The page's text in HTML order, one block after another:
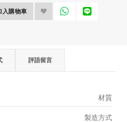
入購物車
評語留言
材質
製造方式